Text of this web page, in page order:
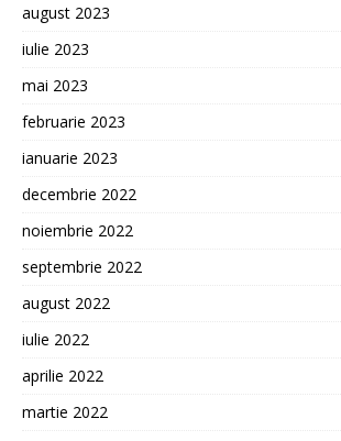
august 2023
iulie 2023
mai 2023
februarie 2023
ianuarie 2023
decembrie 2022
noiembrie 2022
septembrie 2022
august 2022
iulie 2022
aprilie 2022
martie 2022